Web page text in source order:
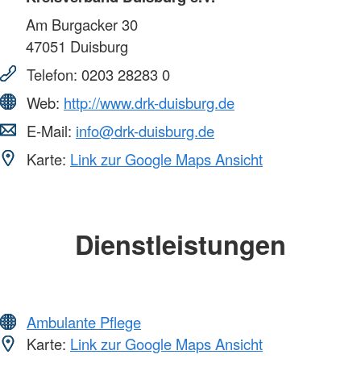
Am Burgacker 30
47051 Duisburg
Telefon: 0203 28283 0
Web: http://www.drk-duisburg.de
E-Mail: info@drk-duisburg.de
Karte: Link zur Google Maps Ansicht
Dienstleistungen
Ambulante Pflege
Karte: Link zur Google Maps Ansicht